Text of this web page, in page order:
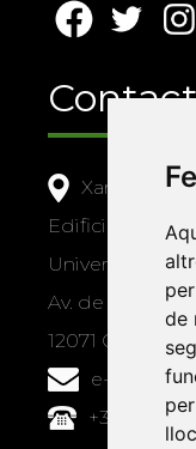
de
Xarxa Vives
Edifici Àgora
Universitat
Av. de Vicent
12071 Castelló
e-
+34 964 72